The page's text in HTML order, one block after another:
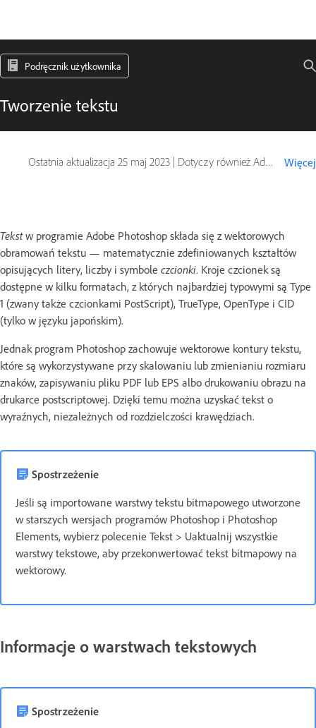
Podręcznik użytkownika
Tworzenie tekstu
Ostatnia aktualizacja 25 maj 2023 | Dotyczy również Adobe Photoshop CS6 Więcej
Tekstw programie Adobe Photoshop składa się z wektorowych
obramowań tekstu — matematycznie zdefiniowanych kształtów
opisujących litery, liczby i symbole czcionki. Kroje czcionek są
dostępne w kilku formatach, z których najbardziej typowymi są Type
1 (zwany także czcionkami PostScript), TrueType, OpenType i CID
(tylko w języku japońskim).
Jednak program Photoshop zachowuje wektorowe kontury tekstu,
które są wykorzystywane przy skalowaniu lub zmienianiu rozmiaru
znaków, zapisywaniu pliku PDF lub EPS albo drukowaniu obrazu na
drukarce postscriptowej. Dzięki temu można uzyskać tekst o
wyraźnych, niezależnych od rozdzielczości krawędziach.
Spostrzeżenie
Jeśli są importowane warstwy tekstu bitmapowego utworzone
w starszych wersjach programów Photoshop i Photoshop
Elements, wybierz polecenie Tekst > Uaktualnij wszystkie
warstwy tekstowe, aby przekonwertować tekst bitmapowy na
wektorowy.
Informacje o warstwach tekstowych
Spostrzeżenie